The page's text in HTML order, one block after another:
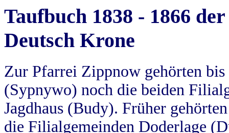
Taufbuch 1838 - 1866
Deutsch Krone
Zur Pfarrei Zippnow gehörten
(Sypnywo) noch die beiden
Jagdhaus (Budy). Früher
die Filialgemeinden Doderlage